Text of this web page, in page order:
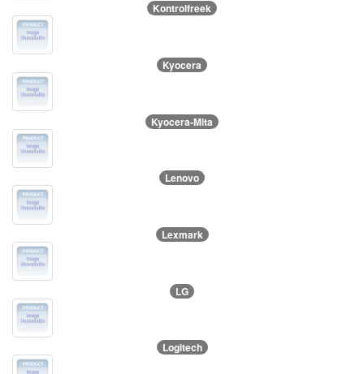
Kontrolfreek
Kyocera
Kyocera-Mita
Lenovo
Lexmark
LG
Logitech